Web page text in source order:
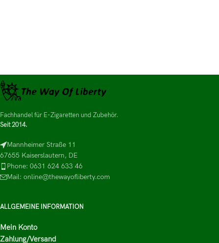
Fachhandel für E-Zigaretten und Zubehör.
Seit 2014.
Mannheimer Straße 11
67655 Kaiserslautern, DE
Phone: 0631 624 633 46
Mail: online@thewayofliberty.com
ALLGEMEINE INFORMATION
Mein Konto
Zahlung/Versand